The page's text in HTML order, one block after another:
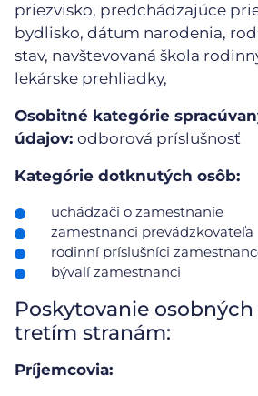
priezvisko, predchádzajúce
bydlisko, dátum narodenia,
stav, navštevovaná škola
lekárske prehliadky,
Osobitné kategórie
údajov: odborová príslušnosť
Kategórie dotknutých osôb:
uchádzači o zamestnanie
zamestnanci prevádzkovateľa
rodinní príslušníci
bývalí zamestnanci
Poskytovanie
tretím stranám:
Príjemcovia: